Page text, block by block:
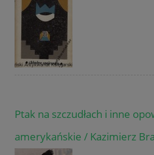
Ptak na szczudłach i inne
amerykańskie / Kazimierz